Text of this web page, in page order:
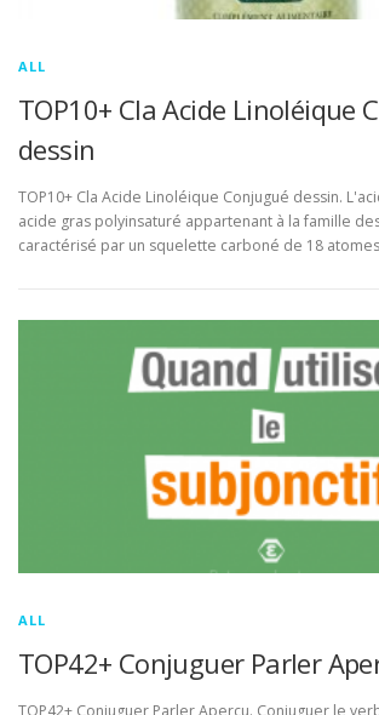
ALL
TOP10+ Cla Acide Linoléique
dessin
TOP10+ Cla Acide Linoléique Conjugué dessin.
acide gras polyinsaturé appartenant à la famille
caractérisé par un squelette carboné de 18
ALL
TOP42+ Conjuguer Parler